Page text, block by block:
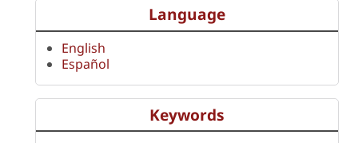
Language
English
Español
Keywords